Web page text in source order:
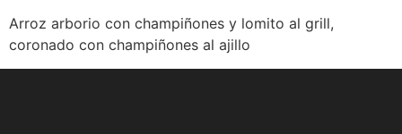
Arroz arborio con champiñones y lomito al grill,
coronado con champiñones al ajillo